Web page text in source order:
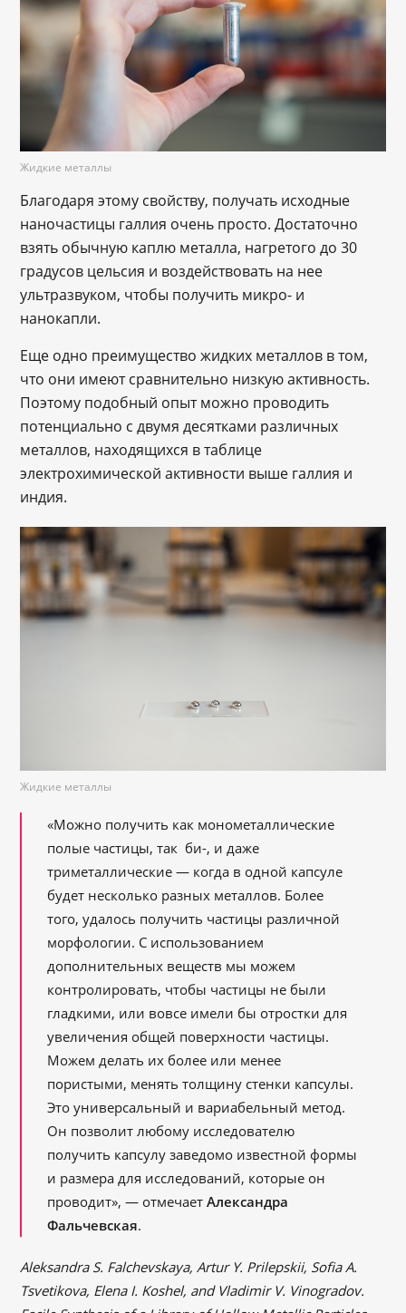
Жидкие металлы
Благодаря этому свойству, получать исходные
наночастицы галлия очень просто. Достаточно
взять обычную каплю металла, нагретого до 30
градусов цельсия и воздействовать на нее
ультразвуком, чтобы получить микро- и
нанокапли.
Еще одно преимущество жидких металлов в том,
что они имеют сравнительно низкую активность.
Поэтому подобный опыт можно проводить
потенциально с двумя десятками различных
металлов, находящихся в таблице
электрохимической активности выше галлия и
индия.
Жидкие металлы
«Можно получить как монометаллические
полые частицы, так би-, и даже
триметаллические ― когда в одной капсуле
будет несколько разных металлов. Более
того, удалось получить частицы различной
морфологии. С использованием
дополнительных веществ мы можем
контролировать, чтобы частицы не были
гладкими, или вовсе имели бы отростки для
увеличения общей поверхности частицы.
Можем делать их более или менее
пористыми, менять толщину стенки капсулы.
Это универсальный и вариабельный метод.
Он позволит любому исследователю
получить капсулу заведомо известной формы
и размера для исследований, которые он
проводит», ― отмечаетАлександра
Фальчевская.
Aleksandra S. Falchevskaya, Artur Y. Prilepskii, Sofia A.
Tsvetikova, Elena I. Koshel, and Vladimir V. Vinogradov.